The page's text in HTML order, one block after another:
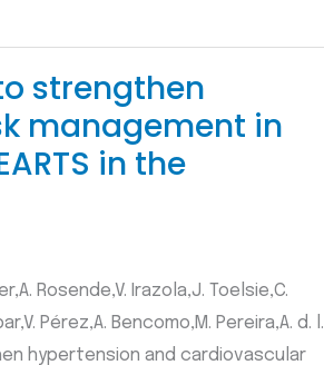
strengthen
management in
in the
Rosende,V. Irazola,J. Toelsie,C.
Pérez,A. Bencomo,M. Pereira,A. d. l.
hypertension and cardiovascular